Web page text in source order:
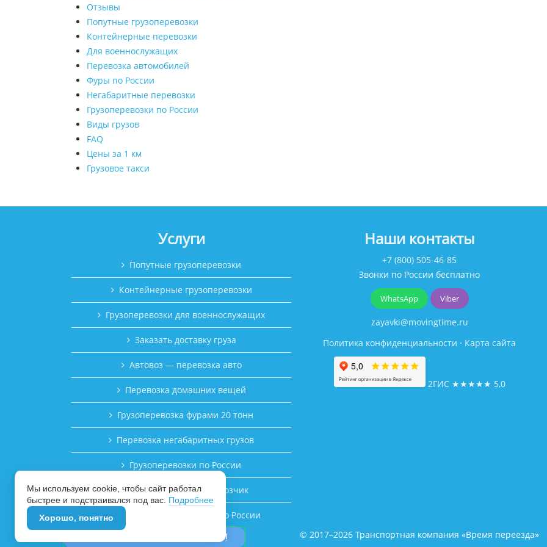
Отзывы
Попутные грузоперевозки
Контейнерные перевозки
Для военнослужащих
Перевозка автомобилей
Фуры по России
Негабаритные перевозки
Грузоперевозки по России
Виды грузов
FAQ
Цены за 1 км
Грузовое такси
Услуги
Попутные грузоперевозки
Контейнерные грузоперевозки
Грузоперевозки для военнослужащих
Заказать доставку груза
Автовоз — перевозка авто
Перевозка домашних вещей
Грузоперевозка фурами 20 тонн
Перевозка негабаритных грузов
Грузоперевозки по России
Заводу требуется перевозчик
Частные грузоперевозки по России
Наши контакты
+7 (800) 505-46-85
Звонки по России бесплатно
WhatsApp Viber
zayavki@movingtime.ru
Политика конфиденциальности · Карта сайта
2ГИС ★★★★★ 5,0
© 2017–2026 Транспортная компания «Время переезда»
👉 РАСЧЁТ СТОИМОСТИ, ТУТ!
Мы используем cookie, чтобы сайт работал
быстрее и подстраивался под вас. Подробнее
Хорошо, понятно